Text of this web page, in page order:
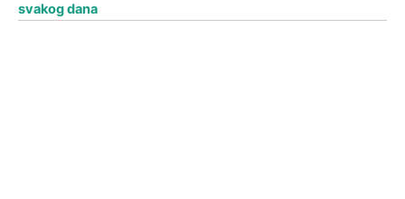
svakog dana